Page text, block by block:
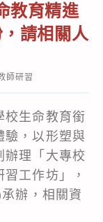
教育精進
請相關人
師研習
校生命教育銜
驗，以形塑與
辦理「大專校
工作坊」，
辦，相關資